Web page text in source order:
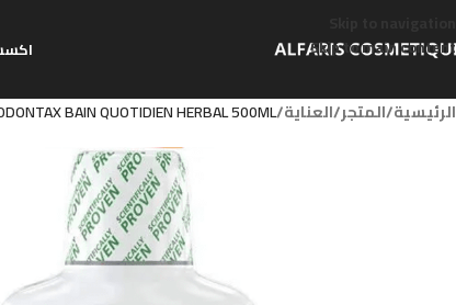
Skip to main content
الرئيسية/المتجر/العناية/
BAIN QUOTIDIEN HERBAL 500ML